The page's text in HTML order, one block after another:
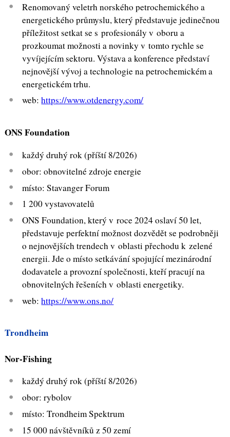
Renomovaný veletrh norského petrochemického a
energetického průmyslu, který představuje jedinečnou
příležitost setkat se s profesionály v oboru a
prozkoumat možnosti a novinky v tomto rychle se
vyvíjejícím sektoru. Výstava a konference představí
nejnovější vývoj a technologie na petrochemickém a
energetickém trhu.
web:https://www.otdenergy.com/
ONS Foundation
každý druhý rok (příští 8/2026)
obor: obnovitelné zdroje energie
místo: Stavanger Forum
1 200 vystavovatelů
ONS Foundation, který v roce 2024 oslaví 50 let,
představuje perfektní možnost dozvědět se podrobněji
o nejnovějších trendech v oblasti přechodu k zelené
energii. Jde o místo setkávání spojující mezinárodní
dodavatele a provozní společnosti, kteří pracují na
obnovitelných řešeních v oblasti energetiky.
web:https://www.ons.no/
Trondheim
Nor-Fishing
každý druhý rok (příští 8/2026)
obor: rybolov
místo: Trondheim Spektrum
15 000 návštěvníků z 50 zemí